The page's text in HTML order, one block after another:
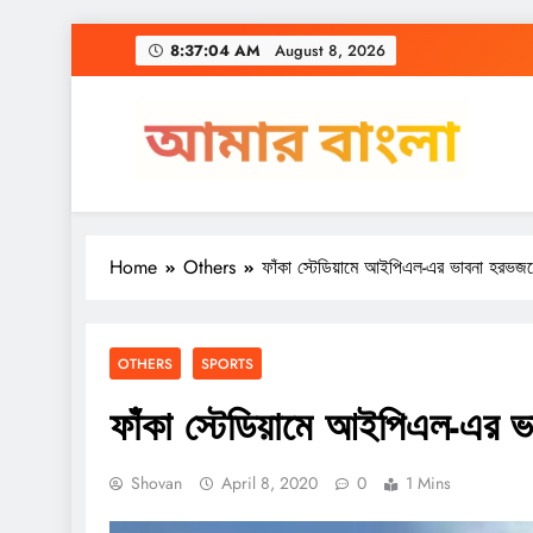
8:37:04 AM August 8, 2026
Amar Bangla
Home Others ফাঁকা স্টেডিয়ামে আইপিএল-এর ভাবনা
OTHERS SPORTS
ফাঁকা স্টেডিয়ামে আইপিএল-এর
Shovan April 8, 2020 0 1 Mins